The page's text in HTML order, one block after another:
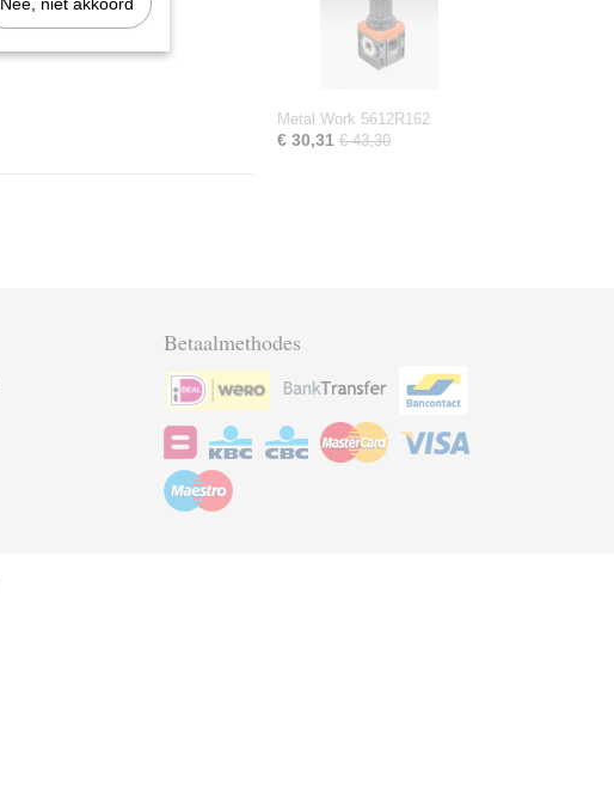
Metal Work 5612R162
€ 30,31 € 43,30
Betaalmethodes